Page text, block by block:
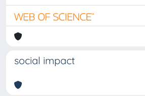
social impact